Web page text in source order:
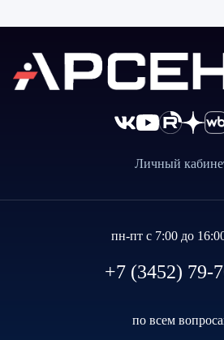
Личный
пн-пт с 7:00 до
+7 (3452) 79-
по всем